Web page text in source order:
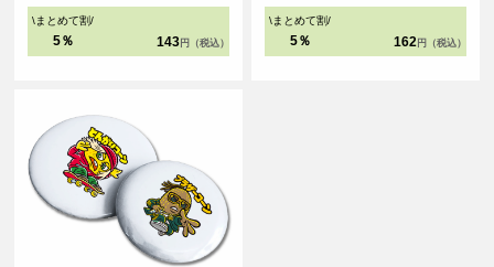
\まとめて割/
5％ 143 円（税込）
\まとめて割/
5％ 162 円（税込）